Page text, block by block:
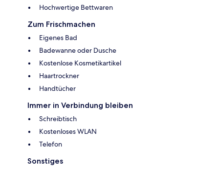
Hochwertige Bettwaren
Zum Frischmachen
Eigenes Bad
Badewanne oder Dusche
Kostenlose Kosmetikartikel
Haartrockner
Handtücher
Immer in Verbindung bleiben
Schreibtisch
Kostenloses WLAN
Telefon
Sonstiges